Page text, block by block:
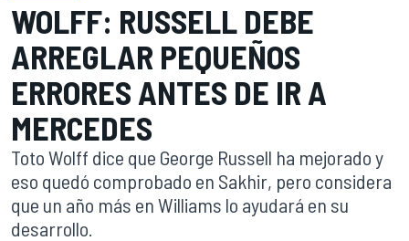
WOLFF: RUSSELL DEBE
ARREGLAR PEQUEÑOS
ERRORES ANTES DE IR A
MERCEDES
Toto Wolff dice que George Russell ha mejorado y
eso quedó comprobado en Sakhir, pero considera
que un año más en Williams lo ayudará en su
desarrollo.